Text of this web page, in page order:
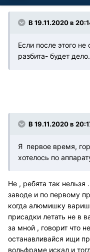
В 19.11.2020 в
Если после этого не
разбита- будет дело.
В 19.11.2020 в
Я первое время,
хотелось по
Не , ребята так нельзя
заводе и по первому
когда алюмишку
присадки летать не в
за мной , говорит что
останавливайся ищи
вольфраме искал и